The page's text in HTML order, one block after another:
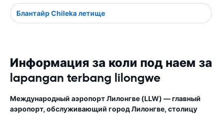
Блантайр Chileka летище
Информация за коли под наем за
lapangan terbang lilongwe
Международный аэропорт Лилонгве (LLW) — главный
аэропорт, обслуживающий город Лилонгве, столицу